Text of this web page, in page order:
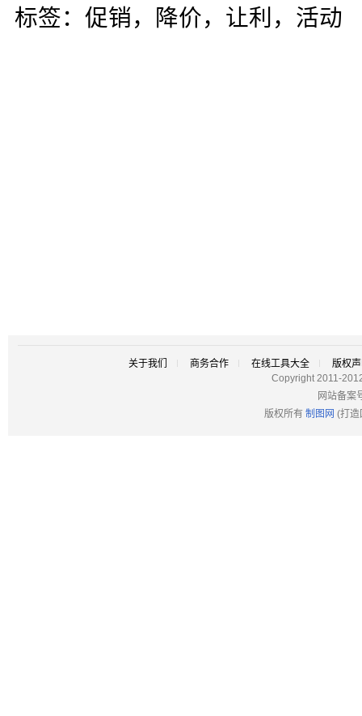
标签：促销，降价，让利，活动
关于我们 商务合作 在线工具大全
版权
Copyright 2011-
网站备案
版权所有 制图网 (打造